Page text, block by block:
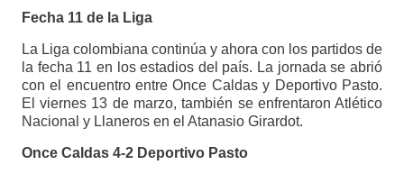
Fecha 11 de la Liga
La Liga colombiana continúa y ahora con los partidos de
la fecha 11 en los estadios del país. La jornada se abrió
con el encuentro entre Once Caldas y Deportivo Pasto.
El viernes 13 de marzo, también se enfrentaron Atlético
Nacional y Llaneros en el Atanasio Girardot.
Once Caldas 4-2 Deportivo Pasto